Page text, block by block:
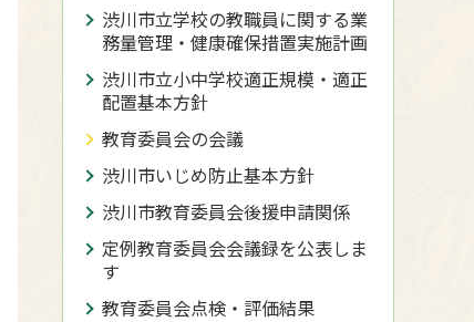
渋川市立学校の教職員に関する業
務量管理・健康確保措置実施計画
渋川市立小中学校適正規模・適正
配置基本方針
教育委員会の会議
渋川市いじめ防止基本方針
渋川市教育委員会後援申請関係
定例教育委員会会議録を公表しま
す
教育委員会点検・評価結果